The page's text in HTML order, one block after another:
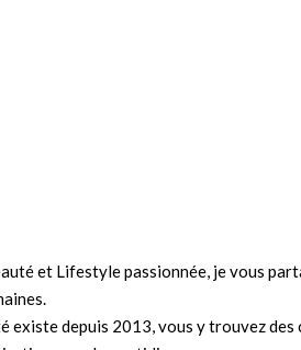
et Lifestyle passionnée, je vous
existe depuis 2013, vous y trouvez des